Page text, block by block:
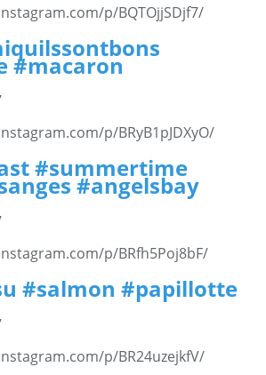
p/BQTOjjSDjf7/
#macaron
p/BRyB1pJDXyO/
#summertime
#angelsbay
p/BRfh5Poj8bF/
#salmon #papillotte
p/BR24uzejkfV/